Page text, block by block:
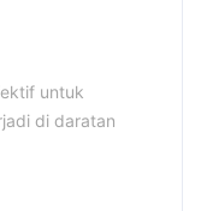
untuk
di daratan